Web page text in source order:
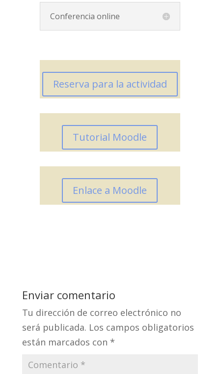
Conferencia online
Reserva para la actividad
Tutorial Moodle
Enlace a Moodle
Enviar comentario
Tu dirección de correo electrónico no
será publicada. Los campos obligatorios
están marcados con *